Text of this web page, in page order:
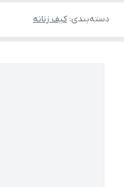
دسته‌بندی:کیف زنانه